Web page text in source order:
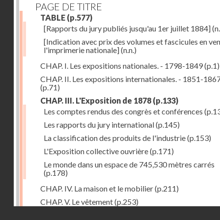
PAGE DE TITRE
TABLE (p.577)
[Rapports du jury publiés jusqu'au 1er juillet 1884]
[Indication avec prix des volumes et fascicules en
l'imprimerie nationale](n.n.)
CHAP. I. Les expositions nationales. - 1798-1849(p.1)
CHAP. II. Les expositions internationales. - 1851-
(p.71)
CHAP. III. L'Exposition de 1878 (p.133)
Les comptes rendus des congrès et conférences
Les rapports du jury international(p.145)
La classification des produits de l'industrie(p.153)
L'Exposition collective ouvrière(p.171)
Le monde dans un espace de 745,530 mètres carrés
(p.178)
CHAP. IV. La maison et le mobilier(p.211)
CHAP. V. Le vêtement(p.253)